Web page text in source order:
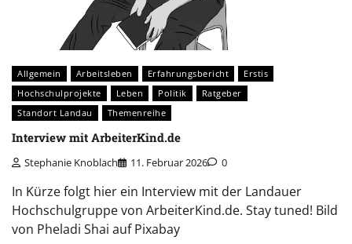
Allgemein Arbeitsleben Erfahrungsbericht
Erstis
Hochschulprojekte
Leben Politik
Ratgeber
Standort Landau
Themenreihe
Interview mit ArbeiterKind.de
Stephanie Knoblach 11. Februar 2026 0
In Kürze folgt hier ein Interview mit der Landauer
Hochschulgruppe von ArbeiterKind.de. Stay tuned! Bild
von Pheladi Shai auf Pixabay